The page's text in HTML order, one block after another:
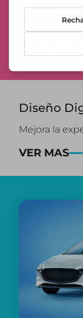
Diseño
Mejora la
VER MAS